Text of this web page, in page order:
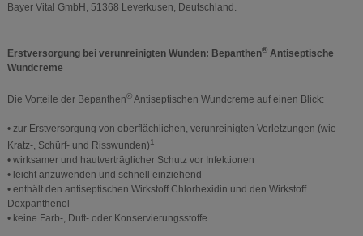
Bayer Vital GmbH, 51368 Leverkusen, Deutschland.
Erstversorgung bei verunreinigten Wunden: Bepanthen®Antiseptische
Wundcreme
Die Vorteile der Bepanthen®Antiseptischen Wundcreme auf einen Blick:
• zur Erstversorgung von oberflächlichen, verunreinigten Verletzungen (wie
Kratz-, Schürf- und Risswunden)1
• wirksamer und hautverträglicher Schutz vor Infektionen
• leicht anzuwenden und schnell einziehend
• enthält den antiseptischen Wirkstoff Chlorhexidin und den Wirkstoff
Dexpanthenol
• keine Farb-, Duft- oder Konservierungsstoffe